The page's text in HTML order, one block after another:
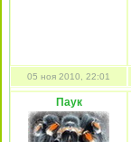
05 ноя 2010, 22:01
Паук